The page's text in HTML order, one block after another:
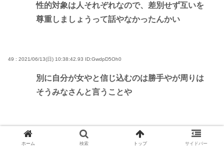
性的対象は人それぞれなので、差別せず互いを
尊重しましょうって話やなかったんかい
49 : 2021/06/13(日) 10:38:42.93 ID:GwdpD5Oh0
別に自分が女やと信じ込むのは勝手やが周りは
そうみなさんと言うことや
50 : 2021/06/13(日) 10:38:54.07ID:qDaABB+kd
ホーム 検索 トップ サイドバー